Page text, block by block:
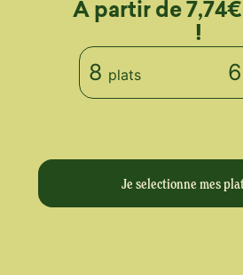
À partir de
!
8 plats
Je selectionne mes